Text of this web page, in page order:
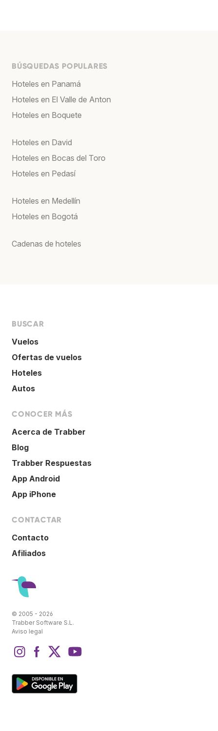
BÚSQUEDAS POPULARES
Hoteles en Panamá
Hoteles en El Valle de Anton
Hoteles en Boquete
Hoteles en David
Hoteles en Bocas del Toro
Hoteles en Pedasí
Hoteles en Medellín
Hoteles en Bogotá
Cadenas de hoteles
BUSCAR
Vuelos
Ofertas de vuelos
Hoteles
Autos
CONOCER MÁS
Acerca de Trabber
Blog
Trabber Respuestas
App Android
App iPhone
CONTACTAR
Contacto
Afiliados
© 2005 - 2026
Trabber Software S.L.
Aviso legal